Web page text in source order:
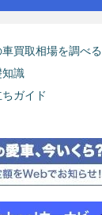
買取相場を調べる
知識
ガイド